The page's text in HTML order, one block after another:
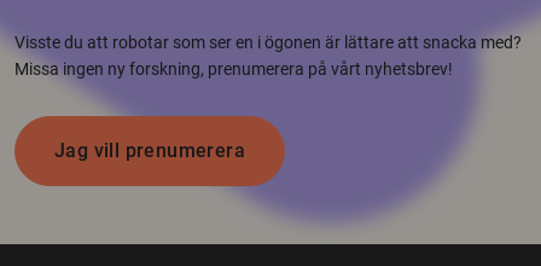
Visste du att robotar som ser en i ögonen är lättare att snacka med?
Missa ingen ny forskning, prenumerera på vårt nyhetsbrev!
Jag vill prenumerera